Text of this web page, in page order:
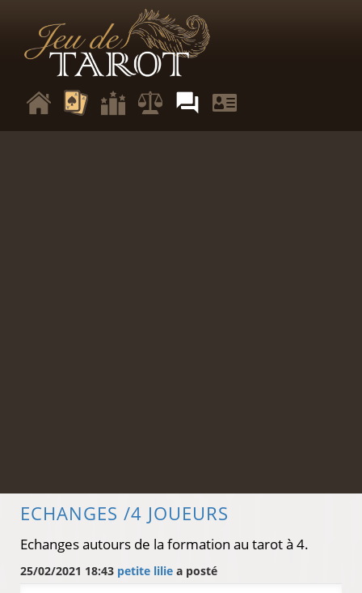
ECHANGES /4 JOUEURS
Echanges autours de la formation au tarot à 4.
25/02/2021 18:43 petite lilie a posté